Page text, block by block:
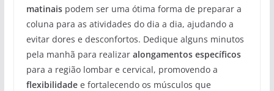
matinaispodem ser uma ótima forma de preparar a
coluna para as atividades do dia a dia, ajudando a
evitar dores e desconfortos. Dedique alguns minutos
pela manhã para realizar alongamentos específicos
para a região lombar e cervical, promovendo a
flexibilidadee fortalecendo os músculos que